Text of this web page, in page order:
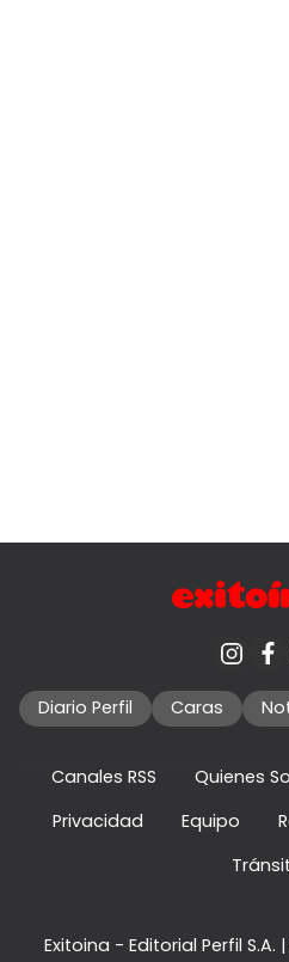
Diario Perfil Caras
Canales RSS Quienes
Privacidad
Equipo
Exitoina - Editorial Perfil S.A.